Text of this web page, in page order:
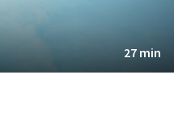
27 min